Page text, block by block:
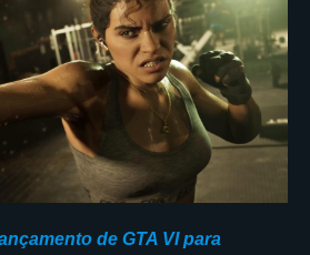
de GTA VI para